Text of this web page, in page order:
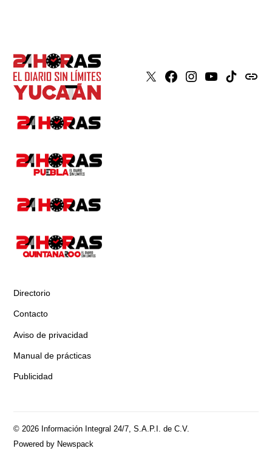
X Faceboook
Instagram
YoutubeTiktokissuu
Directorio
Contacto
Aviso de privacidad
Manual de prácticas
Publicidad
© 2026 Información Integral 24/7, S.A.P.I. de C.V.
Powered by Newspack